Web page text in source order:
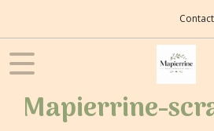
Contact
Mapierrine-